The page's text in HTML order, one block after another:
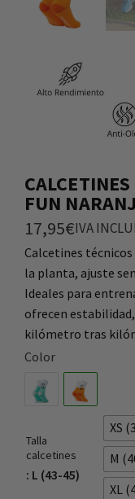
FUN
17,95€IVA
Calcetines
la planta, ajuste
Ideales para
ofrecen
kilómetro tras
Color
Talla
calcetines
: L (43-45)
XS
M
XL